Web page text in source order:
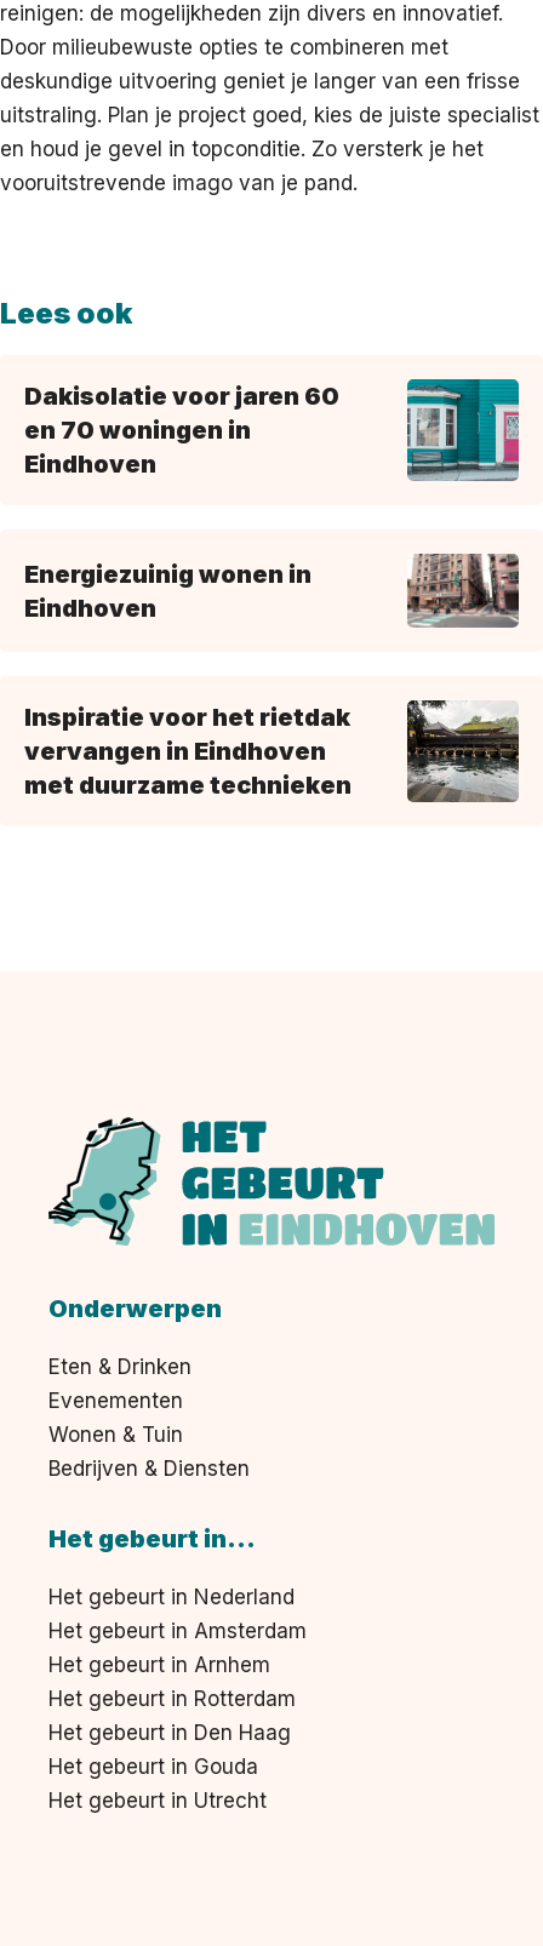
reinigen: de mogelijkheden zijn divers en innovatief.
Door milieubewuste opties te combineren met
deskundige uitvoering geniet je langer van een frisse
uitstraling. Plan je project goed, kies de juiste specialist
en houd je gevel in topconditie. Zo versterk je het
vooruitstrevende imago van je pand.
Lees ook
Dakisolatie voor jaren 60
en 70 woningen in
Eindhoven
Energiezuinig wonen in
Eindhoven
Inspiratie voor het rietdak
vervangen in Eindhoven
met duurzame technieken
Onderwerpen
Eten & Drinken
Evenementen
Wonen & Tuin
Bedrijven & Diensten
Het gebeurt in...
Het gebeurt in Nederland
Het gebeurt in Amsterdam
Het gebeurt in Arnhem
Het gebeurt in Rotterdam
Het gebeurt in Den Haag
Het gebeurt in Gouda
Het gebeurt in Utrecht